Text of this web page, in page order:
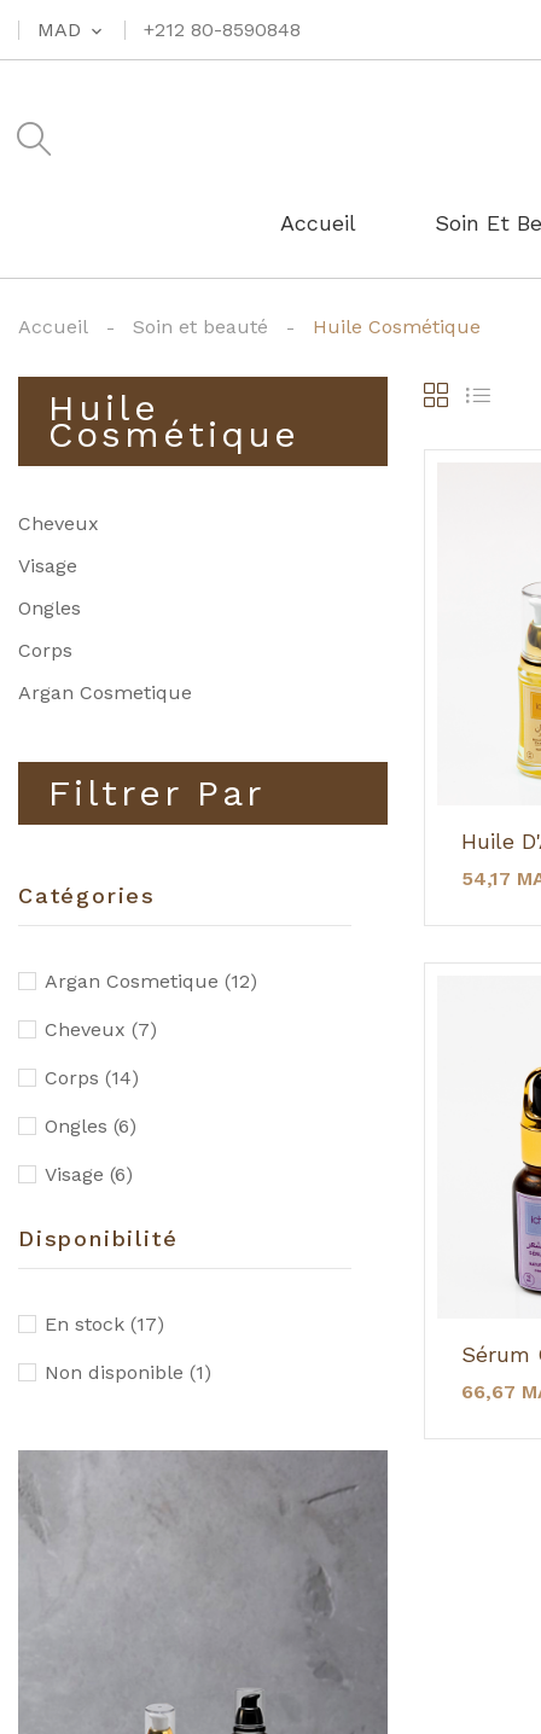
MAD expand_more +212 80-8590848
Accueil Soin Et
Accueil Soin et beauté Huile Cosmétique
Huile
Cosmétique
Cheveux
Visage
Ongles
Corps
Argan Cosmetique
Filtrer Par
Catégories
Argan Cosmetique (12)
Cheveux (7)
Corps (14)
Ongles (6)
Visage (6)
Disponibilité
En stock (17)
Non disponible (1)
54,17
66,67